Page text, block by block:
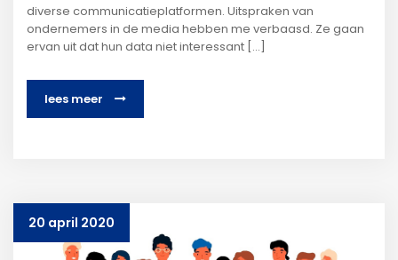
diverse communicatieplatformen. Uitspraken van
ondernemers in de media hebben me verbaasd. Ze gaan
ervan uit dat hun data niet interessant [...]
lees meer
20 april 2020